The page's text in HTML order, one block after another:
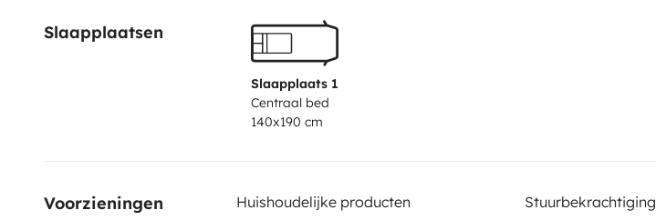
Slaapplaatsen
Slaapplaats 1
Centraal bed
140x190 cm
Voorzieningen Huishoudelijke producten
Stuurbekrachtiging